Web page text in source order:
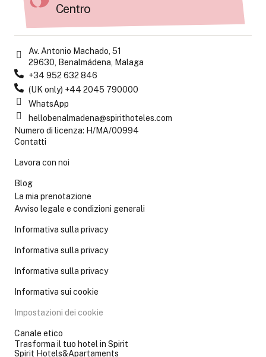
Centro
Av. Antonio Machado, 51
29630, Benalmádena, Malaga
+34 952 632 846
(UK only) +44 2045 790000
WhatsApp
hellobenalmadena@spirithoteles.com
Numero di licenza: H/MA/00994
Contatti
Lavora con noi
Blog
La mia prenotazione
Avviso legale e condizioni generali
Informativa sulla privacy
Informativa sulla privacy
Informativa sulla privacy
Informativa sui cookie
Impostazioni dei cookie
Canale etico
Trasforma il tuo hotel in Spirit
Spirit Hotels&Apartaments